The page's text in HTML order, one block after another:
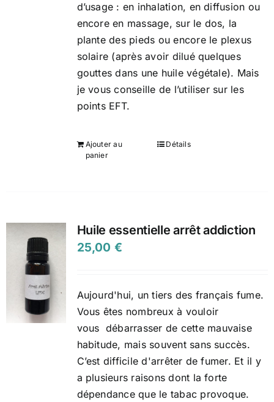
d’usage : en inhalation, en diffusion ou
encore en massage, sur le dos, la
plante des pieds ou encore le plexus
solaire (après avoir dilué quelques
gouttes dans une huile végétale). Mais
je vous conseille de l’utiliser sur les
points EFT.
Ajouter au
panier
Détails
Huile essentielle arrêt addiction
25,00 €
Aujourd'hui, un tiers des français fume.
Vous êtes nombreux à vouloir
vous débarrasser de cette mauvaise
habitude, mais souvent sans succès.
C’est difficile d'arrêter de fumer. Et il y
a plusieurs raisons dont la forte
dépendance que le tabac provoque.